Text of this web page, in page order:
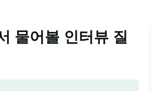
물어볼 인터뷰 질